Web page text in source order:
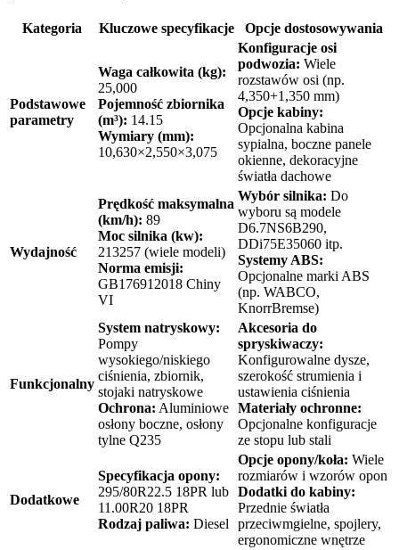
Kategoria Kluczowe specyfikacje Opcje dostosowywania
Podstawowe
parametry
Waga całkowita (kg):
25,000
Pojemność zbiornika
(m³): 14.15
Wymiary (mm):
10,630×2,550×3,075
Konfiguracje osi
podwozia: Wiele
rozstawów osi (np.
4,350+1,350 mm)
Opcje kabiny:
Opcjonalna kabina
sypialna, boczne panele
okienne, dekoracyjne
światła dachowe
Wydajność
Prędkość maksymalna
(km/h): 89
Moc silnika (kw):
213257 (wiele modeli)
Norma emisji:
GB176912018 Chiny
VI
Wybór silnika: Do
wyboru są modele
D6.7NS6B290,
DDi75E35060 itp.
Systemy ABS:
Opcjonalne marki ABS
(np. WABCO,
KnorrBremse)
Funkcjonalny
System natryskowy:
Pompy
wysokiego/niskiego
ciśnienia, zbiornik,
stojaki natryskowe
Ochrona: Aluminiowe
osłony boczne, osłony
tylne Q235
Akcesoria do
spryskiwaczy:
Konfigurowalne dysze,
szerokość strumienia i
ustawienia ciśnienia
Materiały ochronne:
Opcjonalne konfiguracje
ze stopu lub stali
Dodatkowe
Specyfikacja opony:
295/80R22.5 18PR lub
11.00R20 18PR
Rodzaj paliwa: Diesel
Opcje opony/koła: Wiele
rozmiarów i wzorów opon
Dodatki do kabiny:
Przednie światła
przeciwmgielne, spojlery,
ergonomiczne wnętrze